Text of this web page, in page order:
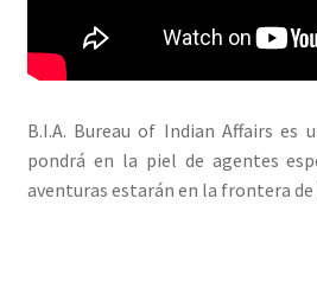
B.I.A. Bureau of Indian Affairs es
pondrá en la piel de agentes
aventuras estarán en la frontera de